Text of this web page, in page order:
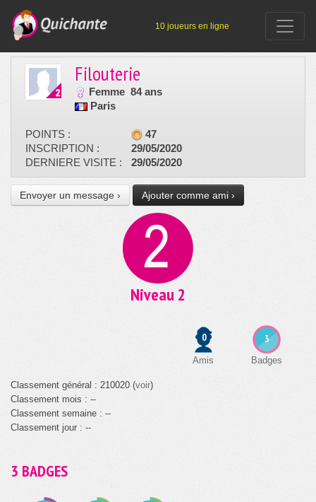
10 joueurs en ligne
Filouterie
Femme 84 ans
Paris
POINTS :
47
INSCRIPTION :
29/05/2020
DERNIERE VISITE :
29/05/2020
Envoyer un message › Ajouter comme ami ›
Niveau 2
3
Badges
0
Amis
Classement général : 210020 (voir)
Classement mois : --
Classement semaine : --
Classement jour : --
3 BADGES